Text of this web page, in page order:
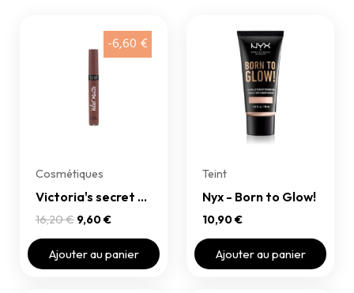
-6,60 €
Cosmétiques
Victoria's secret - Gloss matte
16,20 € 9,60 €
Ajouter au panier
Teint
Nyx - Born to Glow!
10,90 €
Ajouter au panier